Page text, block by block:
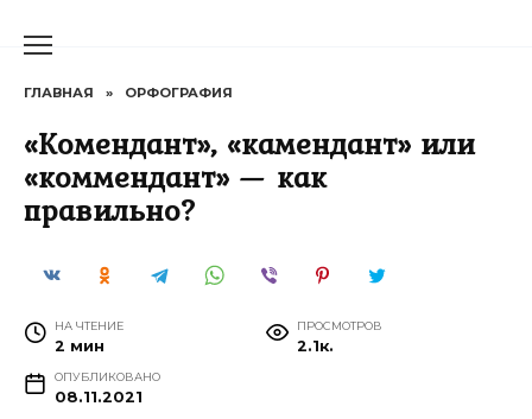
ГЛАВНАЯ » ОРФОГРАФИЯ
«Комендант», «камендант» или
«коммендант» — как
правильно?
НА ЧТЕНИЕ
2 мин
ПРОСМОТРОВ
2.1к.
ОПУБЛИКОВАНО
08.11.2021